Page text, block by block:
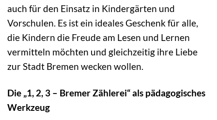
auch für den Einsatz in Kindergärten und
Vorschulen. Es ist ein ideales Geschenk für alle,
die Kindern die Freude am Lesen und Lernen
vermitteln möchten und gleichzeitig ihre Liebe
zur Stadt Bremen wecken wollen.
Die „1, 2, 3 – Bremer Zählerei“ als pädagogisches
Werkzeug